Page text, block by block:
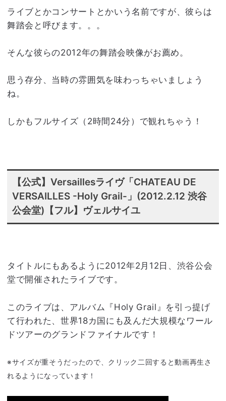
ライブとかコンサートとかいう名前ですが、彼らは
舞踏会と呼びます。。。
そんな彼らの2012年の舞踏会映像がお薦め。
思う存分、当時の雰囲気を味わっちゃいましょう
ね。
しかもフルサイズ（2時間24分）で観れちゃう！
【公式】Versaillesライヴ「CHATEAU DE
VERSAILLES -Holy Grail-」(2012.2.12 渋谷
公会堂)【フル】ヴェルサイユ
タイトルにもあるように2012年2月12日、渋谷公会
堂で開催されたライブです。
このライブは、アルバム『Holy Grail』を引っ提げ
て行われた、世界18カ国にも及んだ大規模なワール
ドツアーのグランドファイナルです！
※サイズが重そうだったので、クリック二回すると動画再生さ
れるようになっています！